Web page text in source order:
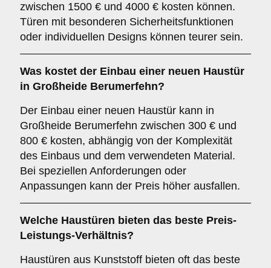
zwischen 1500 € und 4000 € kosten können.
Türen mit besonderen Sicherheitsfunktionen
oder individuellen Designs können teurer sein.
Was kostet der Einbau einer neuen Haustür
in Großheide Berumerfehn?
Der Einbau einer neuen Haustür kann in
Großheide Berumerfehn zwischen 300 € und
800 € kosten, abhängig von der Komplexität
des Einbaus und dem verwendeten Material.
Bei speziellen Anforderungen oder
Anpassungen kann der Preis höher ausfallen.
Welche Haustüren bieten das beste Preis-
Leistungs-Verhältnis?
Haustüren aus Kunststoff bieten oft das beste